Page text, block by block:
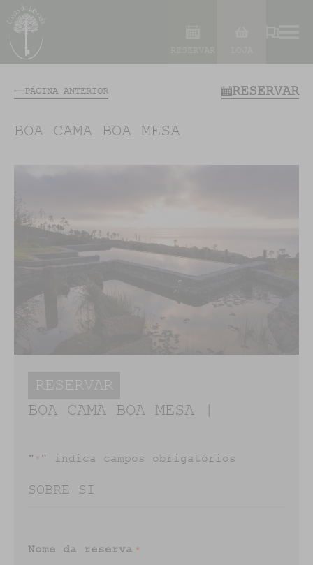
BOA CAMA BOA MESA
PÁGINA ANTERIOR RESERVAR
RESERVAR
BOA CAMA BOA MESA |
" * " indica campos obrigatórios
SOBRE SI
Nome da reserva *